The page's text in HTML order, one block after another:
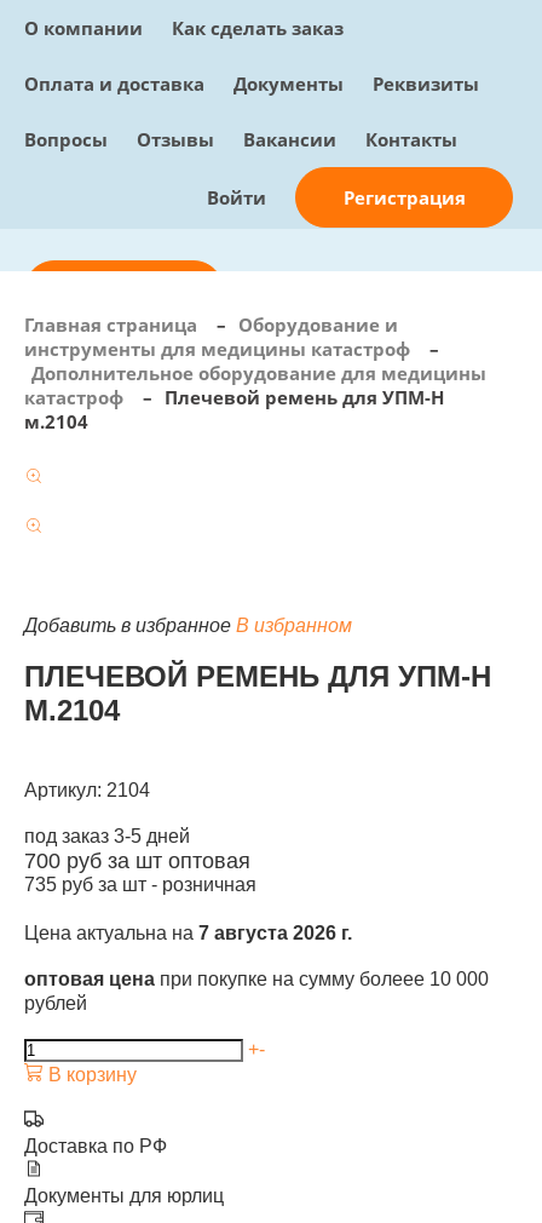
О компании Как сделать заказ
Оплата и доставка Документы Реквизиты
Вопросы Отзывы Вакансии Контакты
Войти Регистрация
info@sunmed.ru
Пн – Пт: с 10:00 - 18:00
КАТАЛОГ
Главная страница – Оборудование и
инструменты для медицины катастроф
–
Дополнительное оборудование для медицины
катастроф
– Плечевой ремень для УПМ-Н
м.2104
Добавить в избранное В избранном
ПЛЕЧЕВОЙ РЕМЕНЬ ДЛЯ УПМ-Н
М.2104
Артикул: 2104
под заказ 3-5 дней
700 руб за шт оптовая
735 руб за шт - розничная
Цена актуальна на 7 августа 2026 г.
оптовая цена при покупке на сумму болеее 10 000
рублей
+-
В корзину
Доставка по РФ
Документы для юрлиц